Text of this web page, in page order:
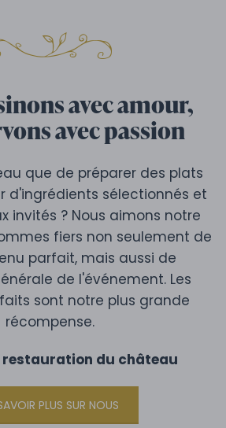
avec amour,
avec passion
que de préparer des plats
d'ingrédients sélectionnés et
invités ? Nous aimons notre
fiers non seulement de
parfait, mais aussi de
de l'événement. Les
sont notre plus grande
récompense.
restauration du château
PLUS SUR NOUS